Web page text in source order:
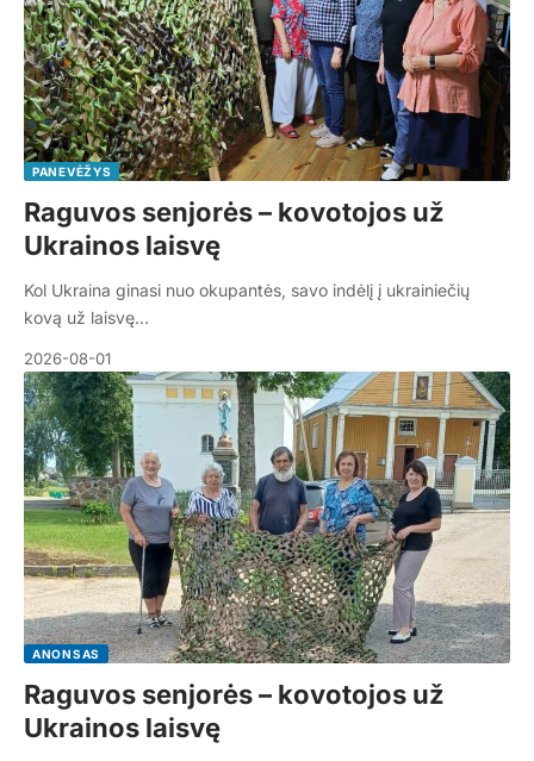
PANEVĖŽYS
Raguvos senjorės – kovotojos už
Ukrainos laisvę
Kol Ukraina ginasi nuo okupantės, savo indėlį į ukrainiečių
kovą už laisvę…
2026-08-01
ANONSAS
Raguvos senjorės – kovotojos už
Ukrainos laisvę